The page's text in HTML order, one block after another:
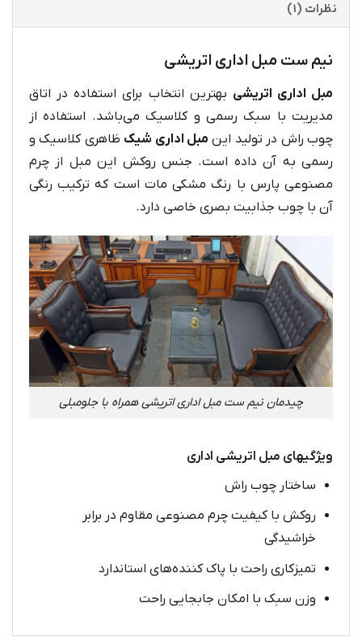
نظرات (۱)
نیم ست مبل اداری اتریشی
مبل اداری اتریشی بهترین انتخاب برای استفاده در اتاق
مدیریت با سبک رسمی و کلاسیک می‌باشد. استفاده از
چوب راش در تولید این مبل اداری شیک ظاهری کلاسیک و
رسمی به آن داده است. جنس روکش این مبل از چرم
مصنوعی پارس با رنگ مشکی مات است که ترکیب رنگی
آن با چوب جذابیت بصری خاصی دارد.
چیدمان نیم ست مبل اداری اتریشی همراه با جلومبلی
ویژگیهای مبل اتریشی اداری
ساختار چوب راش
روکش با کیفیت چرم مصنوعی مقاوم در برابر
خراشیدگی
تمیزکاری راحت با پاک کننده‌های استاندارد
وزن سبک با امکان جابجایی راحت